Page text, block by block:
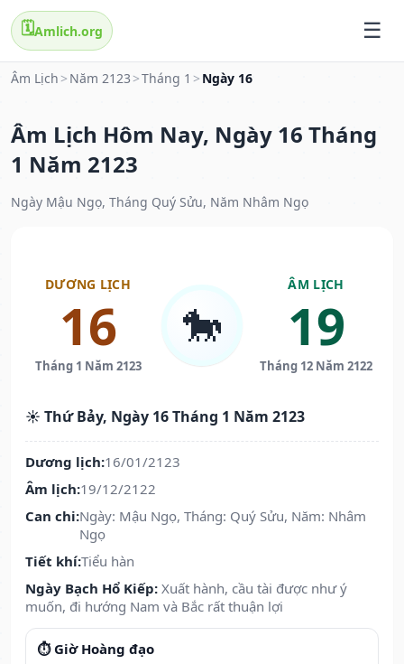
🗓️Amlich.org
Âm Lịch > Năm 2123 >Tháng 1 > Ngày 16
Âm Lịch Hôm Nay, Ngày 16 Tháng
1 Năm 2123
Ngày Mậu Ngọ, Tháng Quý Sửu, Năm Nhâm Ngọ
DƯƠNG LỊCH
16
Tháng 1 Năm 2123
🐎
ÂM LỊCH
19
Tháng 12 Năm 2122
☀️ Thứ Bảy, Ngày 16 Tháng 1 Năm 2123
Dương lịch:16/01/2123
Âm lịch:19/12/2122
Can chi:Ngày: Mậu Ngọ, Tháng: Quý Sửu, Năm: Nhâm
Ngọ
Tiết khí:Tiểu hàn
Ngày Bạch Hổ Kiếp: Xuất hành, cầu tài được như ý
muốn, đi hướng Nam và Bắc rất thuận lợi
⏱️ Giờ Hoàng đạo